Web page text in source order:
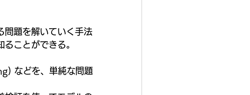
問題を解いていく手法
ことができる。
などを、単純な問題